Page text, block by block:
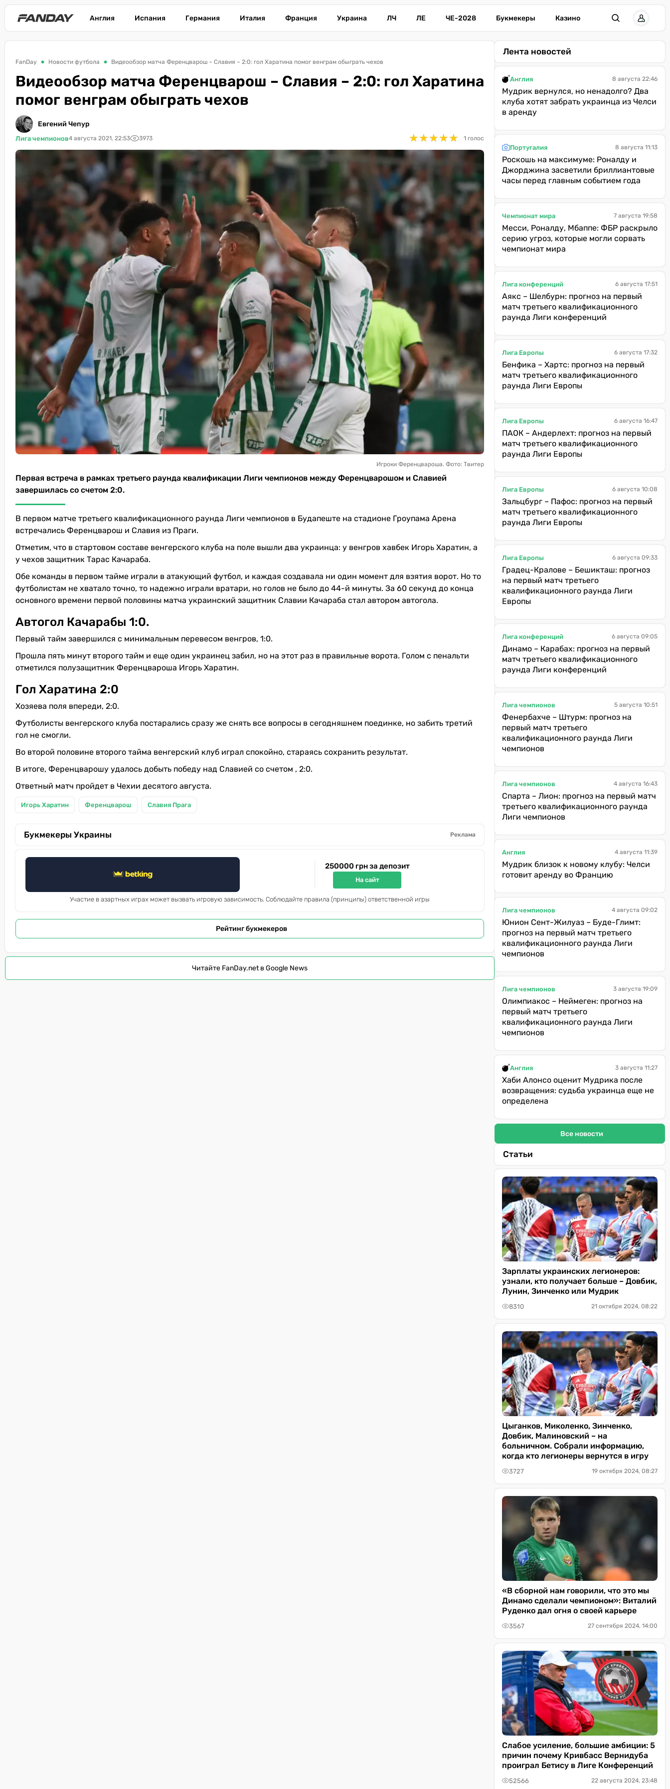
Англия Испания Германия Италия Франция Украина ЛЧ ЛЕ ЧЕ-2028 Букмекеры Казино
FanDay Новости футбола Видеообзор матча Ференцварош – Славия – 2:0: гол Харатина помог венграм обыграть чехов
Видеообзор матча Ференцварош – Славия – 2:0: гол Харатина
помог венграм обыграть чехов
Евгений Чепур
Лига чемпионов4 августа 2021, 22:53 3973 ★★★★★
★★★★★ 1 голос
Игроки Ференцвароша. Фото: Твитер
Первая встреча в рамках третьего раунда квалификации Лиги чемпионов между Ференцварошом и Славией
завершилась со счетом 2:0.
В первом матче третьего квалификационного раунда Лиги чемпионов в Будапеште на стадионе Гроупама Арена
встречались Ференцварош и Славия из Праги.
Отметим, что в стартовом составе венгерского клуба на поле вышли два украинца: у венгров хавбек Игорь Харатин, а
у чехов защитник Тарас Качараба.
Обе команды в первом тайме играли в атакующий футбол, и каждая создавала ни один момент для взятия ворот. Но то
футболистам не хватало точно, то надежно играли вратари, но голов не было до 44-й минуты. За 60 секунд до конца
основного времени первой половины матча украинский защитник Славии Качараба стал автором автогола.
Автогол Качарабы 1:0.
Первый тайм завершился с минимальным перевесом венгров, 1:0.
Прошла пять минут второго тайм и еще один украинец забил, но на этот раз в правильные ворота. Голом с пенальти
отметился полузащитник Ференцвароша Игорь Харатин.
Гол Харатина 2:0
Хозяева поля впереди, 2:0.
Футболисты венгерского клуба постарались сразу же снять все вопросы в сегодняшнем поединке, но забить третий
гол не смогли.
Во второй половине второго тайма венгерский клуб играл спокойно, стараясь сохранить результат.
В итоге, Ференцварошу удалось добыть победу над Славией со счетом , 2:0.
Ответный матч пройдет в Чехии десятого августа.
Игорь Харатин Ференцварош Славия Прага
Букмекеры Украины Реклама
250000 грн за депозит
На сайт
Участие в азартных играх может вызвать игровую зависимость. Соблюдайте правила (принципы) ответственной игры
Рейтинг букмекеров
Читайте FanDay.net в Google News
Лента новостей
Англия 8 августа 22:46
Мудрик вернулся, но ненадолго? Два
клуба хотят забрать украинца из Челси
в аренду
Португалия 8 августа 11:13
Роскошь на максимуме: Роналду и
Джорджина засветили бриллиантовые
часы перед главным событием года
Чемпионат мира 7 августа 19:58
Месси, Роналду, Мбаппе: ФБР раскрыло
серию угроз, которые могли сорвать
чемпионат мира
Лига конференций 6 августа 17:51
Аякс – Шелбурн: прогноз на первый
матч третьего квалификационного
раунда Лиги конференций
Лига Европы 6 августа 17:32
Бенфика – Хартс: прогноз на первый
матч третьего квалификационного
раунда Лиги Европы
Лига Европы 6 августа 16:47
ПАОК – Андерлехт: прогноз на первый
матч третьего квалификационного
раунда Лиги Европы
Лига Европы 6 августа 10:08
Зальцбург – Пафос: прогноз на первый
матч третьего квалификационного
раунда Лиги Европы
Лига Европы 6 августа 09:33
Градец-Кралове – Бешикташ: прогноз
на первый матч третьего
квалификационного раунда Лиги
Европы
Лига конференций 6 августа 09:05
Динамо – Карабах: прогноз на первый
матч третьего квалификационного
раунда Лиги конференций
Лига чемпионов 5 августа 10:51
Фенербахче – Штурм: прогноз на
первый матч третьего
квалификационного раунда Лиги
чемпионов
Лига чемпионов 4 августа 16:43
Спарта – Лион: прогноз на первый матч
третьего квалификационного раунда
Лиги чемпионов
Англия 4 августа 11:39
Мудрик близок к новому клубу: Челси
готовит аренду во Францию
Лига чемпионов 4 августа 09:02
Юнион Сент-Жилуаз – Буде-Глимт:
прогноз на первый матч третьего
квалификационного раунда Лиги
чемпионов
Лига чемпионов 3 августа 19:09
Олимпиакос – Неймеген: прогноз на
первый матч третьего
квалификационного раунда Лиги
чемпионов
Англия 3 августа 11:27
Хаби Алонсо оценит Мудрика после
возвращения: судьба украинца еще не
определена
Все новости
Статьи
Зарплаты украинских легионеров:
узнали, кто получает больше – Довбик,
Лунин, Зинченко или Мудрик
8310 21 октября 2024, 08:22
Цыганков, Миколенко, Зинченко,
Довбик, Малиновский – на
больничном. Собрали информацию,
когда кто легионеры вернутся в игру
3727 19 октября 2024, 08:27
«В сборной нам говорили, что это мы
Динамо сделали чемпионом»: Виталий
Руденко дал огня о своей карьере
3567 27 сентября 2024, 14:00
Слабое усиление, большие амбиции: 5
причин почему Кривбасс Вернидуба
проиграл Бетису в Лиге Конференций
52566 22 августа 2024, 23:48